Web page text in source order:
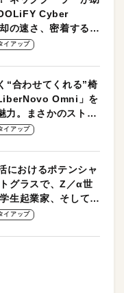
Cyber
の速さ、密着する冷
操作性がグッド！
イアップ
“合わせてくれる”椅
Omni」を
力。まさかのストレ
イアップ
におけるポテンシャ
グラスで、Z／α世
生起業家、そして教
ト【PR】
イアップ